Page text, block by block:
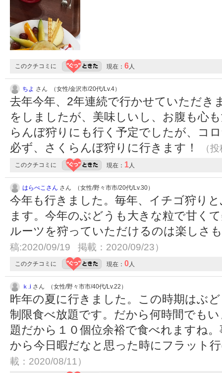
このクチコミに 現在： 6人
ちよ さん （女性/金沢市/20代/Lv.4）
去年今年、2年連続で行かせていただき
をしましたが、美味しいし、お腹も心
らんぼ狩りにも行く予定でしたが、コ
必ず、さくらんぼ狩りに行きます！
（
このクチコミに 現在： 1人
はらぺこさん さん （女性/野々市市/20代/Lv.30）
今年も行きました。毎年、イチゴ狩り
ます。今年のぶどうも大きな粒で甘く
ルーツを狩っていただけるのは楽しさ
稿:2020/09/19 掲載：2020/09/23）
このクチコミに 現在： 0人
ｋ.i さん （女性/野々市市/40代/Lv.22）
昨年の夏に行きました。この時期はぶ
制限食べ放題です。だから何時間でも
題だから１０個位余裕で食べれますね
から今日暇だなと思った時にフラット
載：2020/08/11）